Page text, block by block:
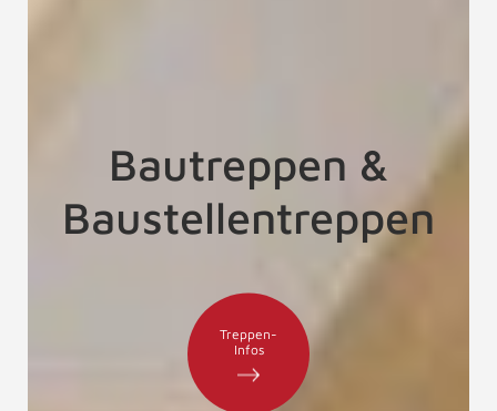
Bautreppen &
Baustellentreppen
Treppen-
Infos